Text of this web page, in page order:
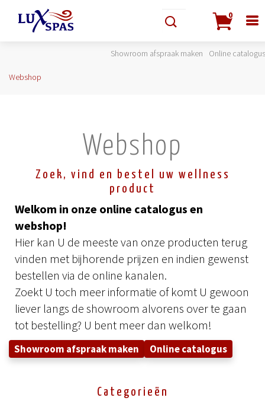
0
Showroom afspraak maken Online catalogus
Webshop
Webshop
Zoek, vind en bestel uw wellness
product
Welkom in onze online catalogus en
webshop!
Hier kan U de meeste van onze producten terug
vinden met bijhorende prijzen en indien gewenst
bestellen via de online kanalen.
Zoekt U toch meer informatie of komt U gewoon
liever langs de showroom alvorens over te gaan
tot bestelling? U bent meer dan welkom!
Showroom afspraak maken Online catalogus
Categorieën